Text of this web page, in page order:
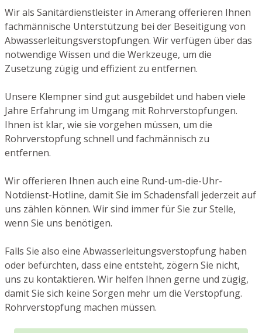
Wir als Sanitärdienstleister in Amerang offerieren Ihnen
fachmännische Unterstützung bei der Beseitigung von
Abwasserleitungsverstopfungen. Wir verfügen über das
notwendige Wissen und die Werkzeuge, um die
Zusetzung zügig und effizient zu entfernen.
Unsere Klempner sind gut ausgebildet und haben viele
Jahre Erfahrung im Umgang mit Rohrverstopfungen.
Ihnen ist klar, wie sie vorgehen müssen, um die
Rohrverstopfung schnell und fachmännisch zu
entfernen.
Wir offerieren Ihnen auch eine Rund-um-die-Uhr-
Notdienst-Hotline, damit Sie im Schadensfall jederzeit auf
uns zählen können. Wir sind immer für Sie zur Stelle,
wenn Sie uns benötigen.
Falls Sie also eine Abwasserleitungsverstopfung haben
oder befürchten, dass eine entsteht, zögern Sie nicht,
uns zu kontaktieren. Wir helfen Ihnen gerne und zügig,
damit Sie sich keine Sorgen mehr um die Verstopfung.
Rohrverstopfung machen müssen.